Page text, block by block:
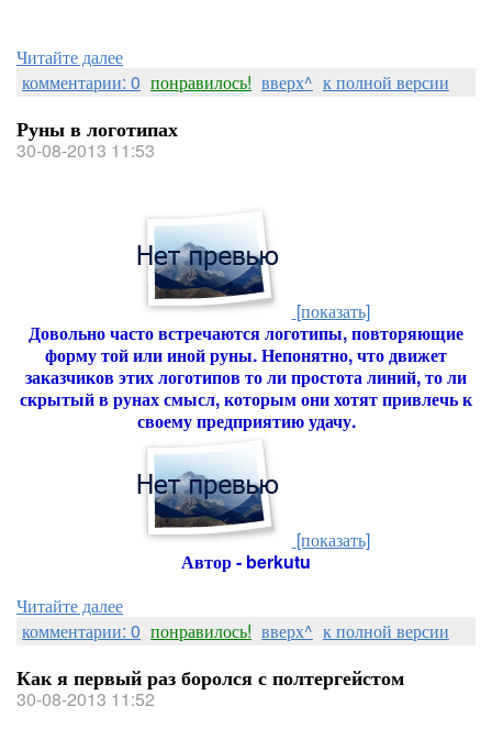
Читайте далее
комментарии: 0 понравилось! вверх^ к полной версии
Руны в логотипах
30-08-2013 11:53
[показать]
Довольно часто встречаются логотипы, повторяющие
форму той или иной руны. Непонятно, что движет
заказчиков этих логотипов то ли простота линий, то ли
скрытый в рунах смысл, которым они хотят привлечь к
своему предприятию удачу.
[показать]
Автор - berkutu
Читайте далее
комментарии: 0 понравилось! вверх^ к полной версии
Как я первый раз боролся с полтергейстом
30-08-2013 11:52